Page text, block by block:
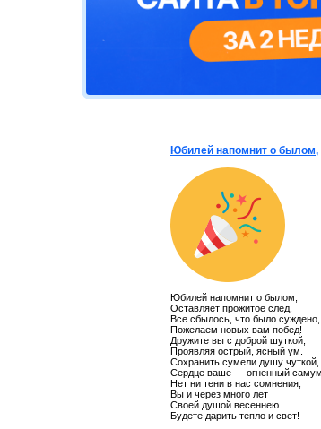
Юбилей напомнит о былом,
Юбилей напомнит о былом,
Оставляет прожитое след.
Все сбылось, что было суждено,
Пожелаем новых вам побед!
Дружите вы с доброй шуткой,
Проявляя острый, ясный ум.
Сохранить сумели душу чуткой,
Сердце ваше — огненный самум.
Нет ни тени в нас сомнения,
Вы и через много лет
Своей душой весеннею
Будете дарить тепло и свет!